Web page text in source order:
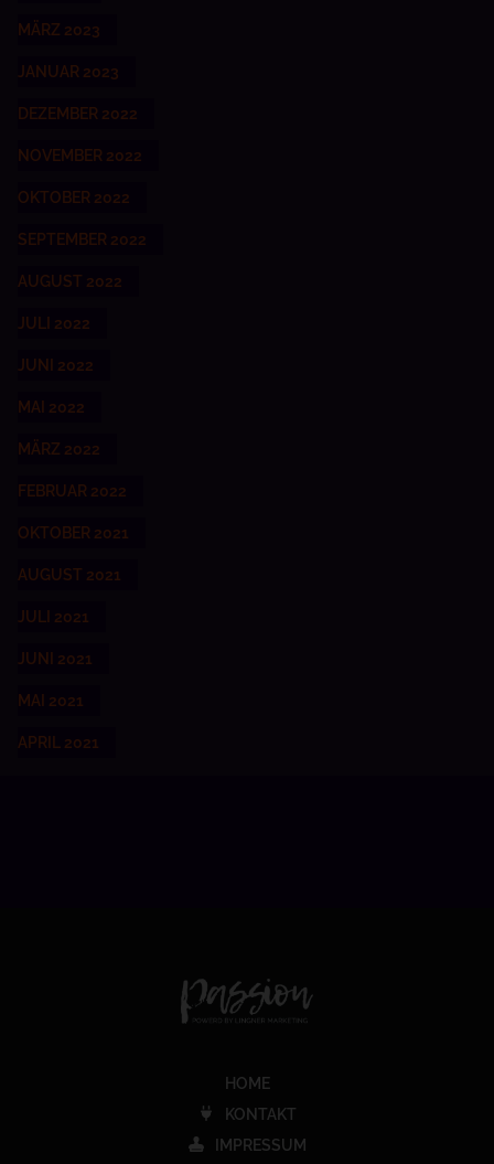
MÄRZ 2023
JANUAR 2023
DEZEMBER 2022
NOVEMBER 2022
OKTOBER 2022
SEPTEMBER 2022
AUGUST 2022
JULI 2022
JUNI 2022
MAI 2022
MÄRZ 2022
FEBRUAR 2022
OKTOBER 2021
AUGUST 2021
JULI 2021
JUNI 2021
MAI 2021
APRIL 2021
HOME
KONTAKT
IMPRESSUM